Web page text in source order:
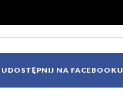
UDOSTĘPNIJ NA FACEBOOKU